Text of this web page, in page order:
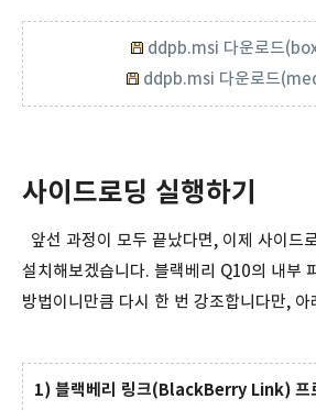
ddpb.msi 다운로드
ddpb.msi 다운로드
사이드로딩 실행하기
앞선 과정이 모두 끝났다면, 이제 사이드
설치해보겠습니다. 블랙베리 Q10의 내부
방법이니만큼 다시 한 번 강조합니다만,
1) 블랙베리 링크(BlackBerry Link) 프